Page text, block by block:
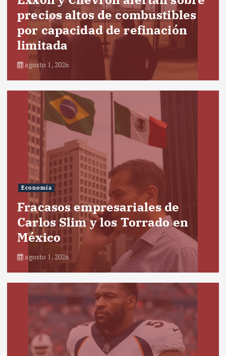
precios altos de combustibles
por capacidad de refinación
limitada
agosto 1, 2026
Economía
Fracasos empresariales de
Carlos Slim y los Torrado en
México
agosto 1, 2026